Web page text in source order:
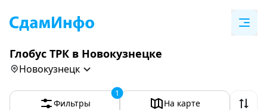
Глобус ТРК в Новокузнецке
Новокузнецк
Фильтры
1
На карте